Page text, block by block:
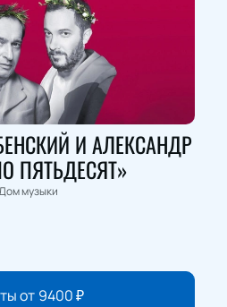
И АЛЕКСАНДР
ПЯТЬДЕСЯТ»
музыки
от 9400₽